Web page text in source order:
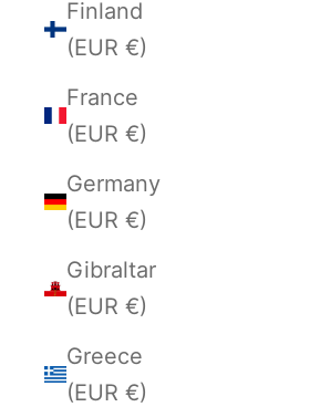
Finland
(EUR €)
France
(EUR €)
Germany
(EUR €)
Gibraltar
(EUR €)
Greece
(EUR €)